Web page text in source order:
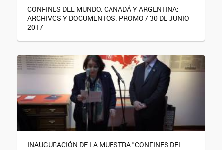
CONFINES DEL MUNDO. CANADÁ Y ARGENTINA:
ARCHIVOS Y DOCUMENTOS. PROMO / 30 DE JUNIO
2017
INAUGURACIÓN DE LA MUESTRA "CONFINES DEL